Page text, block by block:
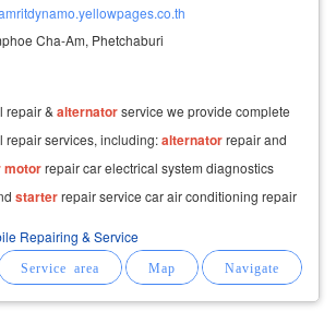
Cha-Am, Phetchaburi
repair & alternatorservice we provide complete
repair services, including:alternatorrepair and
motorrepair car electrical system diagnostics
starterrepair service car air conditioning repair
Repairing & Service